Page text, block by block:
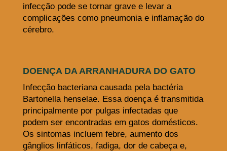
infecção pode se tornar grave e levar a
complicações como pneumonia e inflamação do
cérebro.
DOENÇA DA ARRANHADURA DO GATO
Infecção bacteriana causada pela bactéria
Bartonella henselae. Essa doença é transmitida
principalmente por pulgas infectadas que
podem ser encontradas em gatos domésticos.
Os sintomas incluem febre, aumento dos
gânglios linfáticos, fadiga, dor de cabeça e,